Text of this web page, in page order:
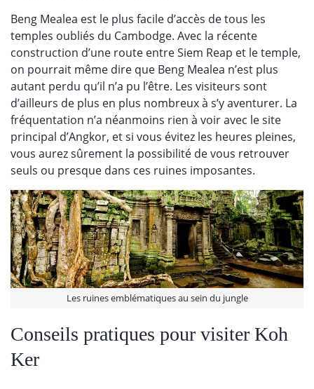
Beng Mealea est le plus facile d’accès de tous les
temples oubliés du Cambodge. Avec la récente
construction d’une route entre Siem Reap et le temple,
on pourrait même dire que Beng Mealea n’est plus
autant perdu qu’il n’a pu l’être. Les visiteurs sont
d’ailleurs de plus en plus nombreux à s’y aventurer. La
fréquentation n’a néanmoins rien à voir avec le site
principal d’Angkor, et si vous évitez les heures pleines,
vous aurez sûrement la possibilité de vous retrouver
seuls ou presque dans ces ruines imposantes.
Les ruines emblématiques au sein du jungle
Conseils pratiques pour visiter Koh
Ker